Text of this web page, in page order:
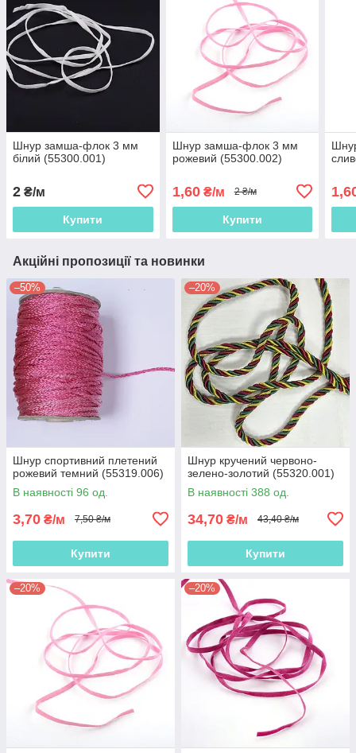
Шнур замша-флок 3 мм
білий (55300.001)
2 ₴/м
Купити
Шнур замша-флок 3 мм
рожевий (55300.002)
1,60₴/м 2 ₴/м
Купити
Акційні пропозиції та новинки
–50%
Шнур спортивний плетений
рожевий темний (55319.006)
В наявності 96 од.
3,70 ₴/м 7,50 ₴/м
Купити
–20%
Шнур кручений червоно-
зелено-золотий (55320.001)
В наявності 388 од.
34,70 ₴/м 43,40 ₴/м
Купити
–20% –20%